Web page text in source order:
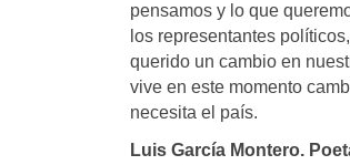
pensamos y lo que
los representantes
querido un cambio en
vive en este momento
necesita el país.
Luis García Montero.